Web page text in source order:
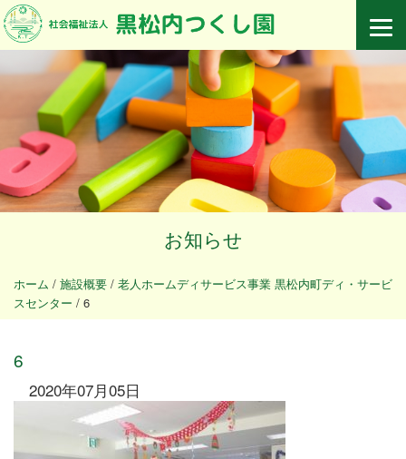
お知らせ
ホーム / 施設概要 / 老人ホームディサービス事業 黒松内町ディ・サービ
スセンター / 6
6
2020年07月05日